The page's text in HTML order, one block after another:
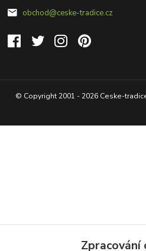
obchod@ceske-tradice.cz
© Copyright 2001 - 2026 Ceske-
Zpracování